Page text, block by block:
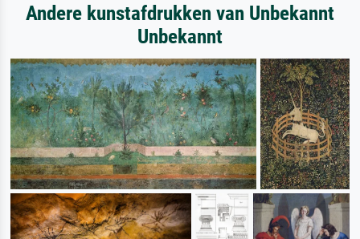
Andere kunstafdrukken van Unbekannt
Unbekannt